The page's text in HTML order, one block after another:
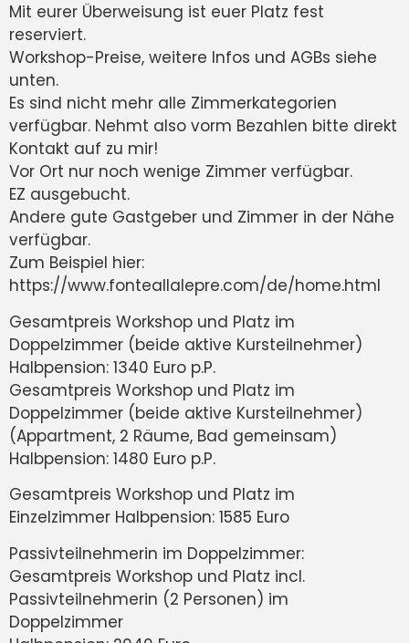
Mit eurer Überweisung ist euer Platz fest
reserviert.
Workshop-Preise, weitere Infos und AGBs siehe
unten.
Es sind nicht mehr alle Zimmerkategorien
verfügbar. Nehmt also vorm Bezahlen bitte direkt
Kontakt auf zu mir!
Vor Ort nur noch wenige Zimmer verfügbar.
EZ ausgebucht.
Andere gute Gastgeber und Zimmer in der Nähe
verfügbar.
Zum Beispiel hier:
https://www.fonteallalepre.com/de/home.html
Gesamtpreis Workshop und Platz im
Doppelzimmer (beide aktive Kursteilnehmer)
Halbpension: 1340 Euro p.P.
Gesamtpreis Workshop und Platz im
Doppelzimmer (beide aktive Kursteilnehmer)
(Appartment, 2 Räume, Bad gemeinsam)
Halbpension: 1480 Euro p.P.
Gesamtpreis Workshop und Platz im
Einzelzimmer Halbpension: 1585 Euro
Passivteilnehmerin im Doppelzimmer:
Gesamtpreis Workshop und Platz incl.
Passivteilnehmerin (2 Personen) im
Doppelzimmer